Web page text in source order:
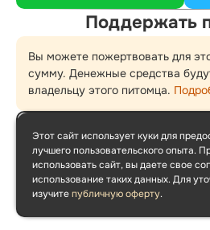
Поддержать
Вы можете пожертвовать для
сумму. Денежные средства
владельцу этого питомца.
500 ₽ 1000 ₽
Этот сайт использует куки для
лучшего пользовательского опыта.
использовать сайт, вы даете свое
использование таких данных. Для
изучитепубличную оферту.